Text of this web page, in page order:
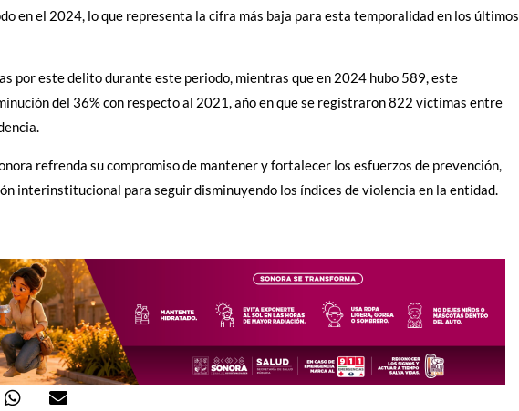
en el 2024, lo que representa la cifra más baja para esta temporalidad en los últimos
por este delito durante este periodo, mientras que en 2024 hubo 589, este
del 36% con respecto al 2021, año en que se registraron 822 víctimas entre
refrenda su compromiso de mantener y fortalecer los esfuerzos de prevención,
interinstitucional para seguir disminuyendo los índices de violencia en la entidad.